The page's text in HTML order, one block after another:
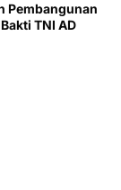
Pembangunan
TNI AD